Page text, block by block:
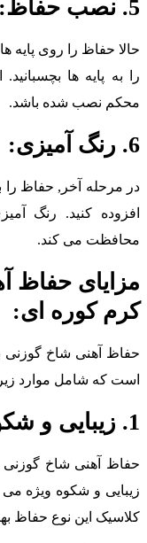
حفاظ را روی پایه ها
به پایه ها
نصب شده باشد.
مرحله آخر, حفاظ را با
کنید. رنگ
می کند.
حفاظ
کوره ای:
آهنی شاخ گوزنی با
که شامل موارد زیر
آهنی شاخ گوزنی
و شکوه ویژه می
این نوع حفاظ